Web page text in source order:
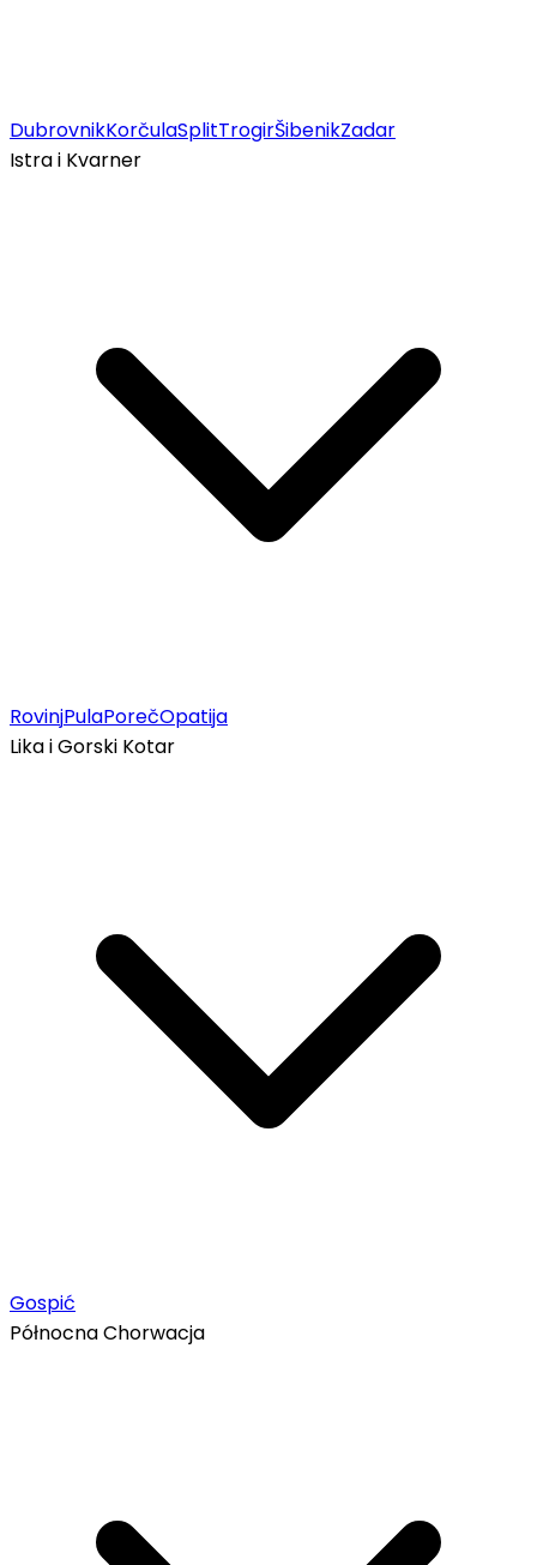
DubrovnikKorčulaSplitTrogirŠibenikZadar
Istra i Kvarner
RovinjPulaPorečOpatija
Lika i Gorski Kotar
Gospić
Północna Chorwacja